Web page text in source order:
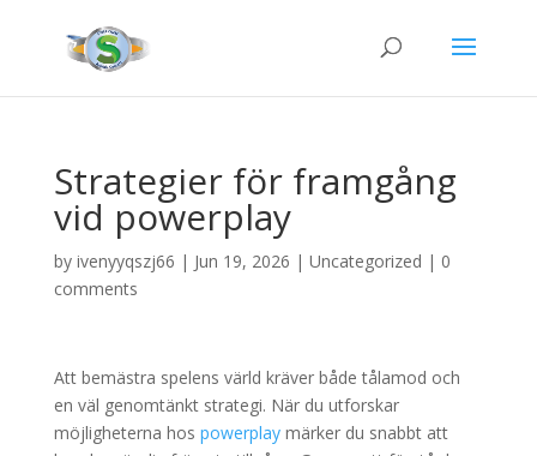
Strategier för framgång
vid powerplay
by ivenyyqszj66 | Jun 19, 2026 | Uncategorized | 0
comments
Att bemästra spelens värld kräver både tålamod och
en väl genomtänkt strategi. När du utforskar
möjligheterna hos powerplaymärker du snabbt att